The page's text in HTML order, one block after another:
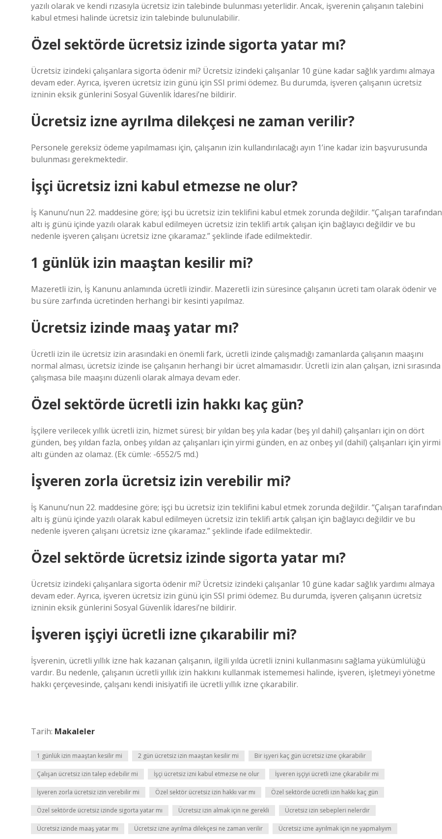
yazılı olarak ve kendi rızasıyla ücretsiz izin talebinde bulunması yeterlidir. Ancak, işverenin çalışanın talebini
kabul etmesi halinde ücretsiz izin talebinde bulunulabilir.
Özel sektörde ücretsiz izinde sigorta yatar mı?
Ücretsiz izindeki çalışanlara sigorta ödenir mi? Ücretsiz izindeki çalışanlar 10 güne kadar sağlık yardımı almaya
devam eder. Ayrıca, işveren ücretsiz izin günü için SSI primi ödemez. Bu durumda, işveren çalışanın ücretsiz
izninin eksik günlerini Sosyal Güvenlik İdaresi’ne bildirir.
Ücretsiz izne ayrılma dilekçesi ne zaman verilir?
Personele gereksiz ödeme yapılmaması için, çalışanın izin kullandırılacağı ayın 1’ine kadar izin başvurusunda
bulunması gerekmektedir.
İşçi ücretsiz izni kabul etmezse ne olur?
İş Kanunu’nun 22. maddesine göre; işçi bu ücretsiz izin teklifini kabul etmek zorunda değildir. “Çalışan tarafından
altı iş günü içinde yazılı olarak kabul edilmeyen ücretsiz izin teklifi artık çalışan için bağlayıcı değildir ve bu
nedenle işveren çalışanı ücretsiz izne çıkaramaz.” şeklinde ifade edilmektedir.
1 günlük izin maaştan kesilir mi?
Mazeretli izin, İş Kanunu anlamında ücretli izindir. Mazeretli izin süresince çalışanın ücreti tam olarak ödenir ve
bu süre zarfında ücretinden herhangi bir kesinti yapılmaz.
Ücretsiz izinde maaş yatar mı?
Ücretli izin ile ücretsiz izin arasındaki en önemli fark, ücretli izinde çalışmadığı zamanlarda çalışanın maaşını
normal alması, ücretsiz izinde ise çalışanın herhangi bir ücret almamasıdır. Ücretli izin alan çalışan, izni sırasında
çalışmasa bile maaşını düzenli olarak almaya devam eder.
Özel sektörde ücretli izin hakkı kaç gün?
İşçilere verilecek yıllık ücretli izin, hizmet süresi; bir yıldan beş yıla kadar (beş yıl dahil) çalışanları için on dört
günden, beş yıldan fazla, onbeş yıldan az çalışanları için yirmi günden, en az onbeş yıl (dahil) çalışanları için yirmi
altı günden az olamaz. (Ek cümle: -6552/5 md.)
İşveren zorla ücretsiz izin verebilir mi?
İş Kanunu’nun 22. maddesine göre; işçi bu ücretsiz izin teklifini kabul etmek zorunda değildir. “Çalışan tarafından
altı iş günü içinde yazılı olarak kabul edilmeyen ücretsiz izin teklifi artık çalışan için bağlayıcı değildir ve bu
nedenle işveren çalışanı ücretsiz izne çıkaramaz.” şeklinde ifade edilmektedir.
Özel sektörde ücretsiz izinde sigorta yatar mı?
Ücretsiz izindeki çalışanlara sigorta ödenir mi? Ücretsiz izindeki çalışanlar 10 güne kadar sağlık yardımı almaya
devam eder. Ayrıca, işveren ücretsiz izin günü için SSI primi ödemez. Bu durumda, işveren çalışanın ücretsiz
izninin eksik günlerini Sosyal Güvenlik İdaresi’ne bildirir.
İşveren işçiyi ücretli izne çıkarabilir mi?
İşverenin, ücretli yıllık izne hak kazanan çalışanın, ilgili yılda ücretli iznini kullanmasını sağlama yükümlülüğü
vardır. Bu nedenle, çalışanın ücretli yıllık izin hakkını kullanmak istememesi halinde, işveren, işletmeyi yönetme
hakkı çerçevesinde, çalışanı kendi inisiyatifi ile ücretli yıllık izne çıkarabilir.
Tarih: Makaleler
1 günlük izin maaştan kesilir mi 2 gün ücretsiz izin maaştan kesilir mi Bir işyeri kaç gün ücretsiz izne çıkarabilir
Çalışan ücretsiz izin talep edebilir mi İşçi ücretsiz izni kabul etmezse ne olur İşveren işçiyi ücretli izne çıkarabilir mi
İşveren zorla ücretsiz izin verebilir mi Özel sektör ücretsiz izin hakkı var mı Özel sektörde ücretli izin hakkı kaç gün
Özel sektörde ücretsiz izinde sigorta yatar mı Ücretsiz izin almak için ne gerekli Ücretsiz izin sebepleri nelerdir
Ücretsiz izinde maaş yatar mı Ücretsiz izne ayrılma dilekçesi ne zaman verilir Ücretsiz izne ayrılmak için ne yapmalıyım